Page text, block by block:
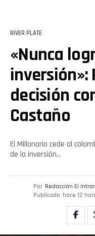
RIVER PLATE
«Nunca
inversión»:
decisión
Castaño
El Millonario cede al
de la inversión…
Por Redacción El
Publicado hace 12
Email